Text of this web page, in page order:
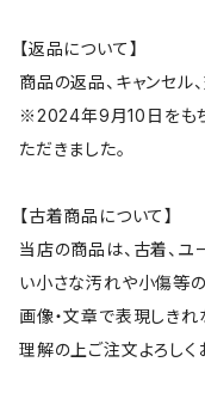
【返品について】
商品の返品、キャンセル
※2024年9月10日をもち
ただきました。
【古着商品について】
当店の商品は、古着、ユ
い小さな汚れや小傷等
画像・文章で表現しき
理解の上ご注文よろしく